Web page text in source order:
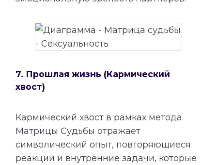
7. Прошлая жизнь (Кармический
хвост)
Кармический хвост в рамках метода
Матрицы Судьбы отражает
символический опыт, повторяющиеся
реакции и внутренние задачи, которые